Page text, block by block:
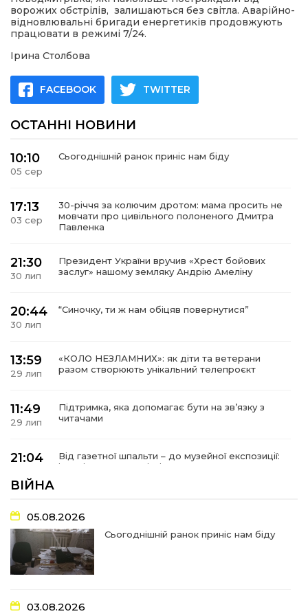
ворожих обстрілів, залишаються без світла. Аварійно-
відновлювальні бригади енергетиків продовжують
працювати в режимі 7/24.
Ірина Столбова
FACEBOOK TWITTER
ОСТАННІ НОВИНИ
10:10
05 сер
Сьогоднішній ранок приніс нам біду
17:13
03 сер
30-річчя за колючим дротом: мама просить не
мовчати про цивільного полоненого Дмитра
Павленка
21:30
30 лип
Президент України вручив «Хрест бойових
заслуг» нашому земляку Андрію Амеліну
20:44
30 лип
“Синочку, ти ж нам обіцяв повернутися”
13:59
29 лип
«КОЛО НЕЗЛАМНИХ»: як діти та ветерани
разом створюють унікальний телепроєкт
11:49
29 лип
Підтримка, яка допомагає бути на зв’язку з
читачами
21:04
Від газетної шпальти – до музейної експозиції:
історії Героїв Барвінківщини стали частиною
17:18
27 лип
У Барвінківській громаді вшанували людей
найгуманнішої професії
16:29
22 лип
Медики Барвінківської громади
вдосконалюють професійні навички
15:09
У Пригожому з дітьми та їх батьками
ВІЙНА
05.08.2026
Сьогоднішній ранок приніс нам біду
03.08.2026